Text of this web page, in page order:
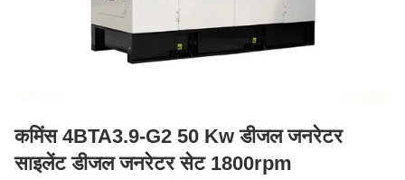
कमिंस 4BTA3.9-G2 50 Kw डीजल जनरेटर
साइलेंट डीजल जनरेटर सेट 1800rpm